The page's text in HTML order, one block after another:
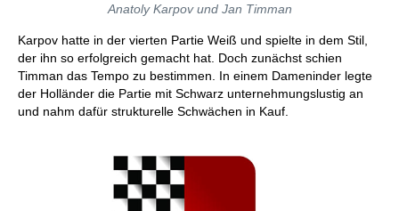
Anatoly Karpov und Jan Timman
Karpov hatte in der vierten Partie Weiß und spielte in dem Stil,
der ihn so erfolgreich gemacht hat. Doch zunächst schien
Timman das Tempo zu bestimmen. In einem Dameninder legte
der Holländer die Partie mit Schwarz unternehmungslustig an
und nahm dafür strukturelle Schwächen in Kauf.